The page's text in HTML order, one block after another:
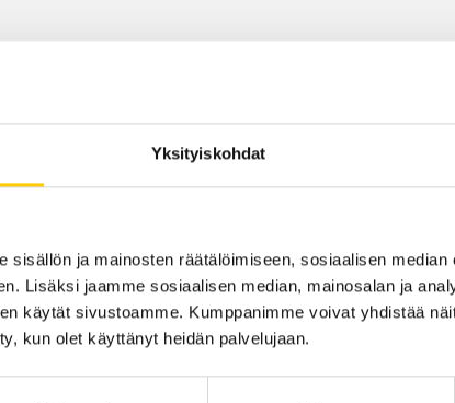
Yksityiskohdat
sisällön ja mainosten räätälöimiseen, sosiaalisen
Lisäksi jaamme sosiaalisen median, mainosalan ja
käytät sivustoamme. Kumppanimme voivat yhdistää
kun olet käyttänyt heidän palvelujaan.
KRS 2